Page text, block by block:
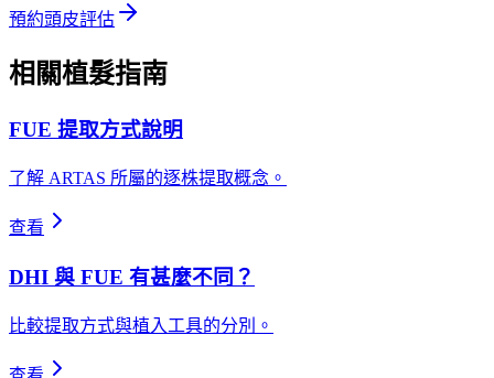
預約頭皮評估
相關植髮指南
FUE 提取方式說明
了解 ARTAS 所屬的逐株提取概念。
查看
DHI 與 FUE 有甚麼不同？
比較提取方式與植入工具的分別。